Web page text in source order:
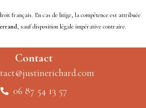
français. En cas de litige, la compétence est attribuée
, sauf disposition légale impérative contraire.
Contact
06 87 54 13 57